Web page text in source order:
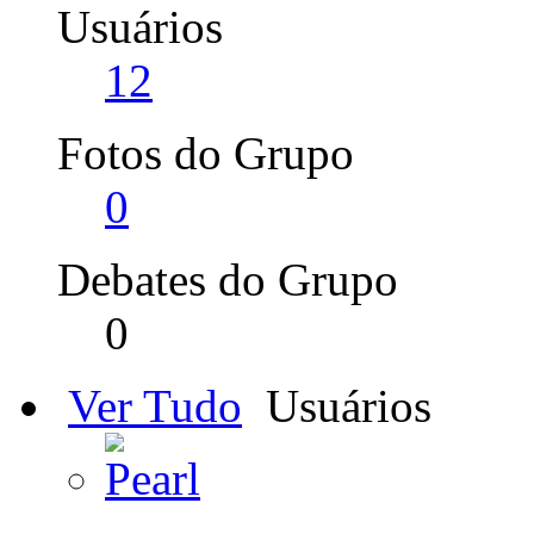
Usuários
12
Fotos do Grupo
0
Debates do Grupo
0
Ver Tudo Usuários